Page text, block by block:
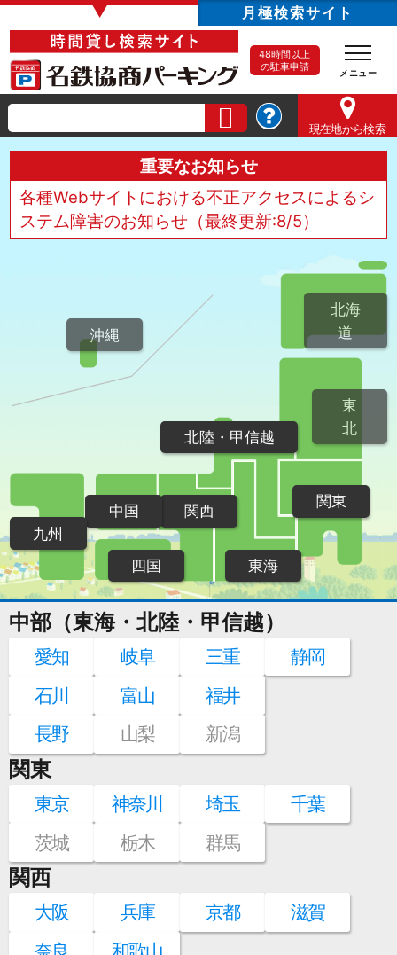
▼ 月極検索サイト
48時間以上
の駐車申請
現在地から検索
重要なお知らせ
各種Webサイトにおける不正アクセスによるシ
ステム障害のお知らせ（最終更新:8/5）
北海
道
東
北
関東
北陸・甲信越
東海
関西
中国
四国
九州
沖縄
中部（東海・北陸・甲信越）
愛知 岐阜 三重
静岡
石川
富山
福井
長野
山梨 新潟
関東
東京 神奈川 埼玉
千葉
茨城
栃木 群馬
関西
大阪 兵庫 京都
滋賀